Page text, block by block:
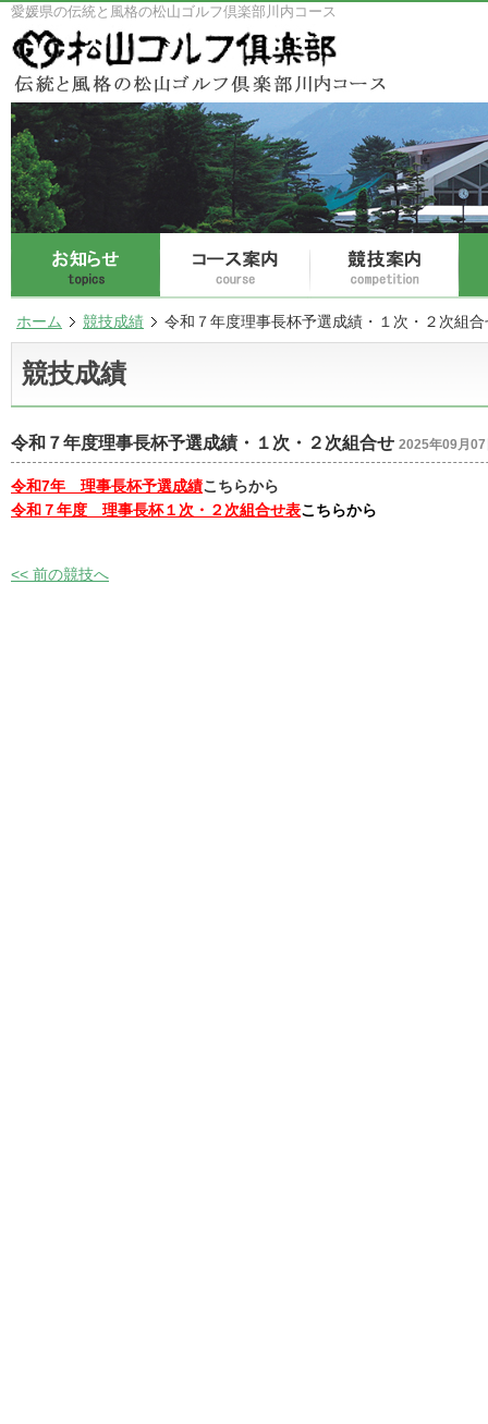
愛媛県の伝統と風格の松山ゴルフ倶楽部川内コース
ホーム 競技成績 令和７年度理事長杯予選成績・１次・２次組合
競技成績
令和７年度理事長杯予選成績・１次・２次組合せ 2025年09月07
令和7年 理事長杯予選成績こちらから
令和７年度 理事長杯１次・２次組合せ表こちらから
<< 前の競技へ